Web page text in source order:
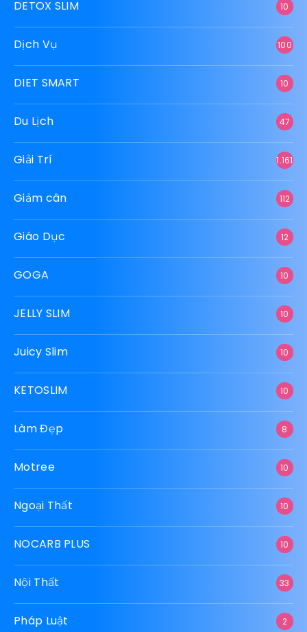
DETOX SLIM 10
Dịch Vụ 100
DIET SMART 10
Du Lịch 47
Giải Trí 1.161
Giảm cân 112
Giáo Dục 12
GOGA 10
JELLY SLIM 10
Juicy Slim 10
KETOSLIM 10
Làm Đẹp 8
Motree 10
Ngoại Thất 10
NOCARB PLUS 10
Nội Thất 33
Pháp Luật 2